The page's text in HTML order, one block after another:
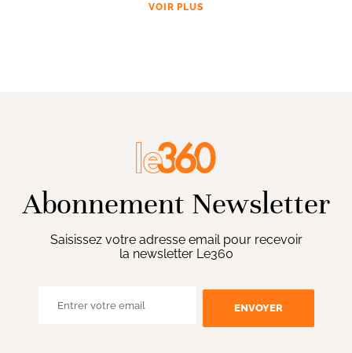
VOIR PLUS
Abonnement Newsletter
Saisissez votre adresse email pour recevoir
la newsletter Le360
ENVOYER